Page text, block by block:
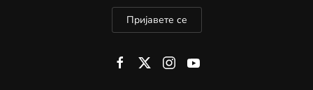
Пријавете се